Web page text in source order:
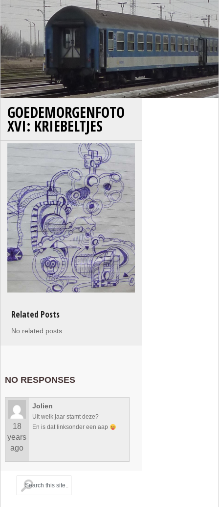
GOEDEMORGENFOTO
XVI: KRIEBELTJES
Related Posts
No related posts.
NO RESPONSES
18
years
ago
Jolien
Uit welk jaar stamt deze?
En is dat linksonder een aap